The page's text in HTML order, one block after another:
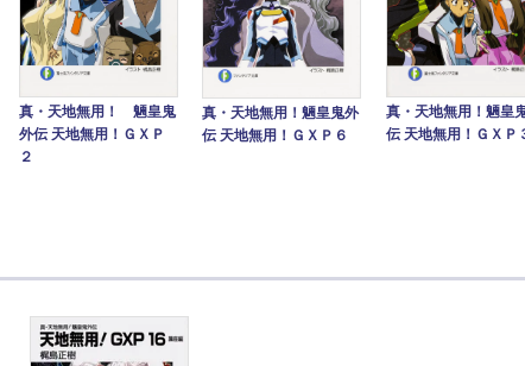
真・天地無用！ 魎皇鬼
外伝 天地無用！ＧＸＰ
２
真・天地無用！魎皇鬼外
伝 天地無用！ＧＸＰ６
真・天地無用！魎皇
伝 天地無用！ＧＸＰ